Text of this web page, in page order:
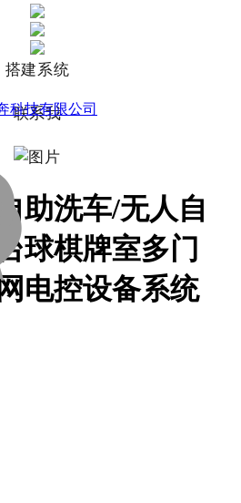
搭建系统
联系我
助洗车/无人自
球棋牌室多门
电控设备系统
科技有限公司